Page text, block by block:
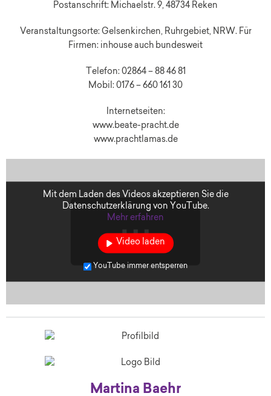
Postanschrift: Michaelstr. 9, 48734 Reken
Veranstaltungsorte: Gelsenkirchen, Ruhrgebiet, NRW. Für
Firmen: inhouse auch bundesweit
Telefon: 02864 – 88 46 81
Mobil: 0176 – 660 161 30
Internetseiten:
www.beate-pracht.de
www.prachtlamas.de
Mit dem Laden des Videos akzeptieren Sie die
Datenschutzerklärung von YouTube.
Mehr erfahren
Video laden
YouTube immer entsperren
Martina Baehr